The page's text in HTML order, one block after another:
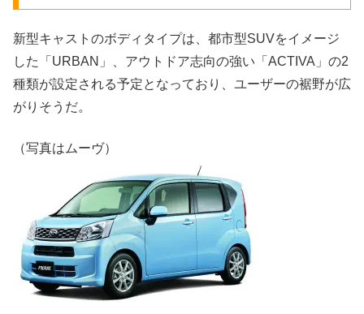
新型キャストのボディタイプは、都市型SUVをイメージ
した「URBAN」、アウトドア志向の強い「ACTIVA」の2
種類が設定される予定となっており、ユーザーの裾野が広
がりそうだ。
（写真はムーヴ）